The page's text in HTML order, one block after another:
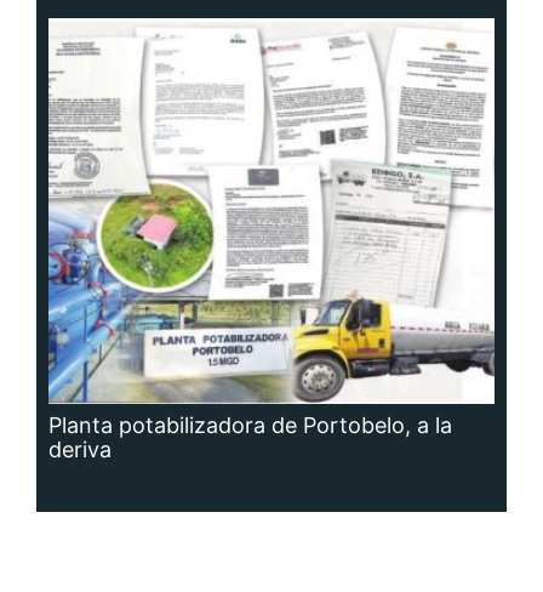
Planta potabilizadora de Portobelo, a la
deriva